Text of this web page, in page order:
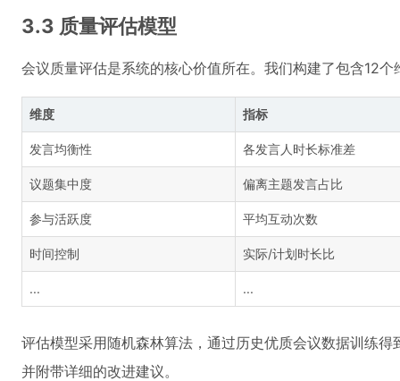
3.3 质量评估模型
会议质量评估是系统的核心价值所在。我们构建了包含12个
维度 指标
发言均衡性 各发言人时长标准差
议题集中度 偏离主题发言占比
参与活跃度 平均互动次数
时间控制 实际/计划时长比
... ...
评估模型采用随机森林算法，通过历史优质会议数据训练
并附带详细的改进建议。